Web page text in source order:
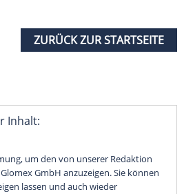
ZURÜCK ZUR STARTSEITE
Inhalt:
um den von unserer Redaktion
GmbH anzuzeigen. Sie können
lassen und auch wieder